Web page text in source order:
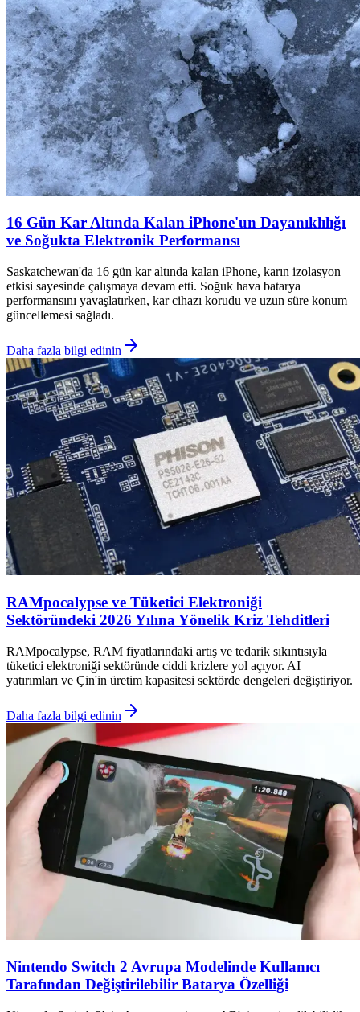
16 Gün Kar Altında Kalan iPhone'un Dayanıklılığı
ve Soğukta Elektronik Performansı
Saskatchewan'da 16 gün kar altında kalan iPhone, karın izolasyon
etkisi sayesinde çalışmaya devam etti. Soğuk hava batarya
performansını yavaşlatırken, kar cihazı korudu ve uzun süre konum
güncellemesi sağladı.
Daha fazla bilgi edinin
RAMpocalypse ve Tüketici Elektroniği
Sektöründeki 2026 Yılına Yönelik Kriz Tehditleri
RAMpocalypse, RAM fiyatlarındaki artış ve tedarik sıkıntısıyla
tüketici elektroniği sektöründe ciddi krizlere yol açıyor. AI
yatırımları ve Çin'in üretim kapasitesi sektörde dengeleri değiştiriyor.
Daha fazla bilgi edinin
Nintendo Switch 2 Avrupa Modelinde Kullanıcı
Tarafından Değiştirilebilir Batarya Özelliği